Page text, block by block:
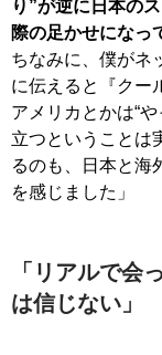
り”が逆に日本の
際の足かせになっ
ちなみに、僕がネ
に伝えると『クー
アメリカとかは“
立つということは
るのも、日本と海
を感じました」
「リアルで会
は信じない」